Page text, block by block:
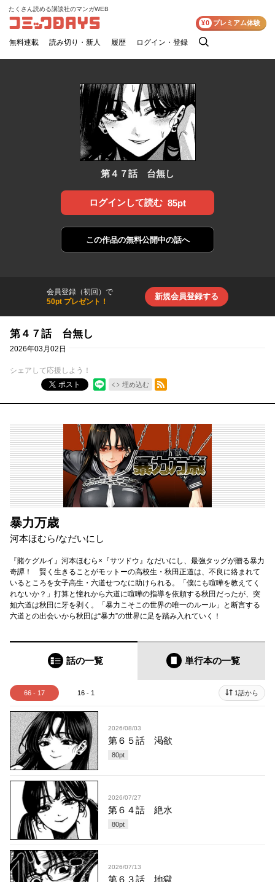
コミックDAYS
たくさん読める講談社のマンガWEB
無料連載 読み切り・新人 履歴 ログイン・登録
検
¥0 プレミアム体験
第４７話 台無し
ログインして読む 85pt
この作品の無料公開中の話へ
会員登録（初回）で
50pt プレゼント！
新規会員登録する
第４７話 台無し
2026年03月02日
シェアして応援しよう！
ポスト
埋め込む
RSSフィード
暴力万歳
河本ほむら/なだいにし
『賭ケグルイ』河本ほむら×『サツドウ』なだいにし、最強タッグが贈る暴力
奇譚！ 賢く生きることがモットーの高校生・秋田正道は、不良に絡まれて
いるところを女子高生・六道せつなに助けられる。「僕にも喧嘩を教えてく
れないか？」打算と憧れから六道に喧嘩の指導を依頼する秋田だったが、突
如六道は秋田に牙を剥く。「暴力こそこの世界の唯一のルール」と断言する
六道との出会いから秋田は“暴力”の世界に足を踏み入れていく！
話の一覧 単行本の一覧
66 - 17 16 - 1 1話から
2026/08/03
第６５話 渇欲
80pt
2026/07/27
第６４話 絶水
80pt
2026/07/13
第６３話 地獄